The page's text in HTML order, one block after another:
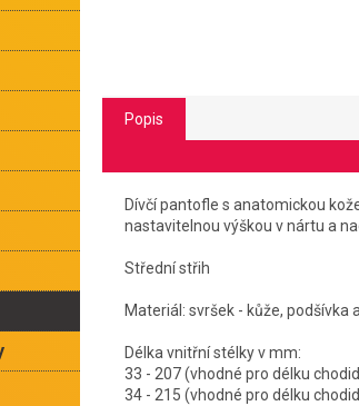
Popis
Dívčí pantofle s anatomickou
nastavitelnou výškou v nártu a
Střední střih
Materiál: svršek - kůže, podšívka
Délka vnitřní stélky v
33 - 207 (vhodné pro délku
34 - 215 (vhodné pro délku